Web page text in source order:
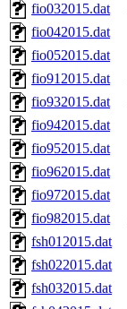
fio032015.dat
fio042015.dat
fio052015.dat
fio912015.dat
fio932015.dat
fio942015.dat
fio952015.dat
fio962015.dat
fio972015.dat
fio982015.dat
fsh012015.dat
fsh022015.dat
fsh032015.dat